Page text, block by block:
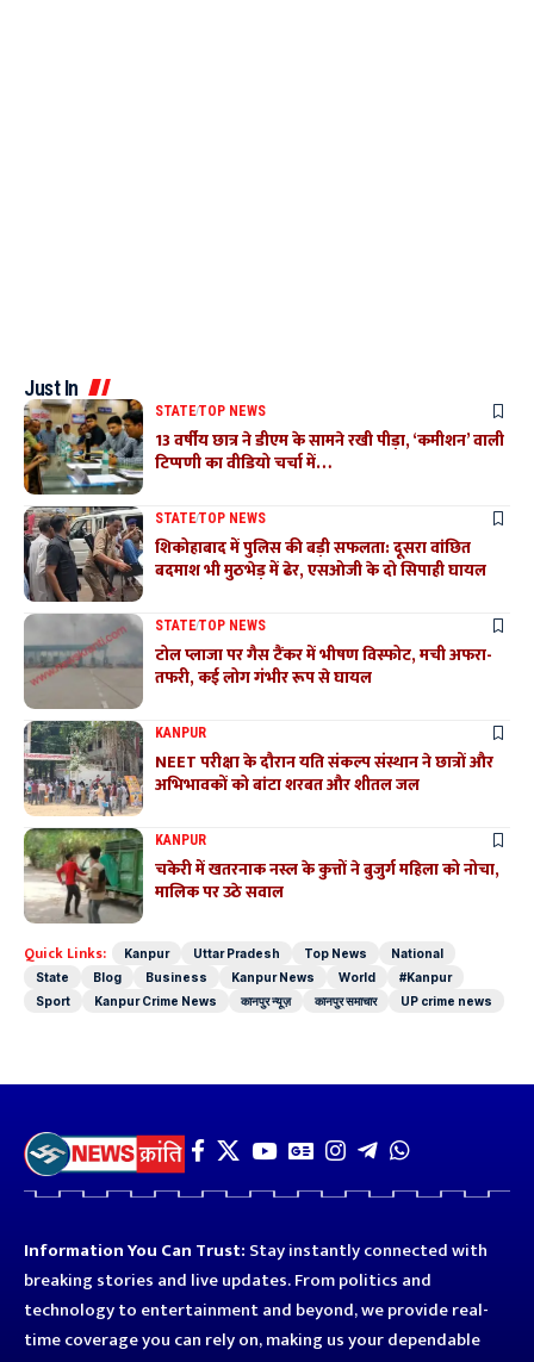
Just In
STATETOP NEWS
13 वर्षीय छात्र ने डीएम के सामने रखी पीड़ा, ‘कमीशन’ वाली
टिप्पणी का वीडियो चर्चा में…
STATETOP NEWS
शिकोहाबाद में पुलिस की बड़ी सफलता: दूसरा वांछित
बदमाश भी मुठभेड़ में ढेर, एसओजी के दो सिपाही घायल
STATETOP NEWS
टोल प्लाजा पर गैस टैंकर में भीषण विस्फोट, मची अफरा-
तफरी, कई लोग गंभीर रूप से घायल
KANPUR
NEET परीक्षा के दौरान यति संकल्प संस्थान ने छात्रों और
अभिभावकों को बांटा शरबत और शीतल जल
KANPUR
चकेरी में खतरनाक नस्ल के कुत्तों ने बुजुर्ग महिला को नोचा,
मालिक पर उठे सवाल
Quick Links: Kanpur Uttar Pradesh Top News
National
State
Blog Business Kanpur News World
#Kanpur
Sport
Kanpur Crime News कानपुर न्यूज़ कानपुर समाचार UP crime news
Information You Can Trust: Stay instantly connected with
breaking stories and live updates. From politics and
technology to entertainment and beyond, we provide real-
time coverage you can rely on, making us your dependable